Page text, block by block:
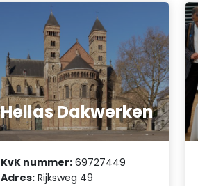
Hellas Dakwerken
KvK nummer: 69727449
Adres: Rijksweg 49